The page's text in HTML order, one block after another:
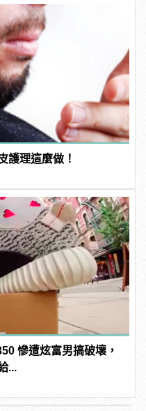
護理這麼做！
慘遭炫富男搞破壞，
...